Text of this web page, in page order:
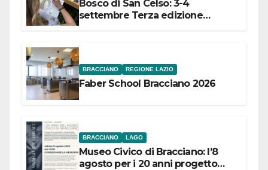
Bosco di San Celso: 3-4
settembre Terza edizione
BRACCIANO REGIONE LAZIO
Faber School Bracciano 2026
BRACCIANO LAGO
Museo Civico di Bracciano: l’8
agosto per i 20 anni progetto